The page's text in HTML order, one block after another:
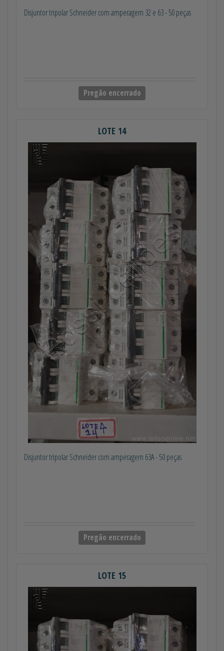
Disjuntor tripolar Schneider com amperagem 32 e 63 - 50 peças
Pregão encerrado
LOTE 14
Disjuntor tripolar Schneider com amperagem 63A - 50 peças
Pregão encerrado
LOTE 15